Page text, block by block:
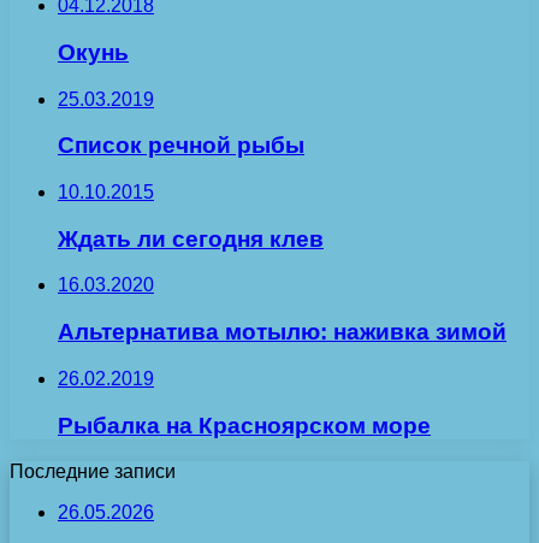
04.12.2018
Окунь
25.03.2019
Список речной рыбы
10.10.2015
Ждать ли сегодня клев
16.03.2020
Альтернатива мотылю: наживка зимой
26.02.2019
Рыбалка на Красноярском море
Последние записи
26.05.2026